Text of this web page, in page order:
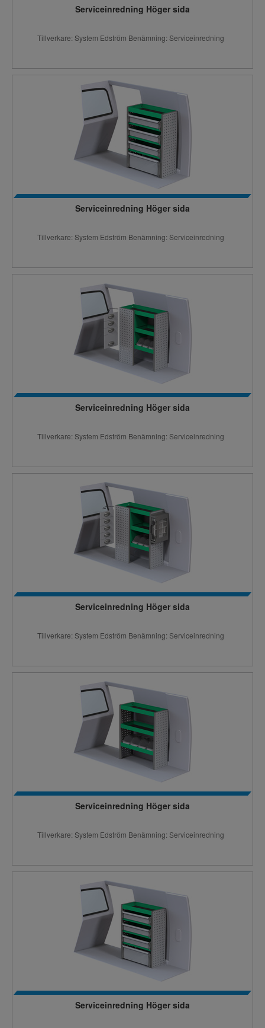
Serviceinredning Höger sida
Tillverkare: System Edström Benämning: Serviceinredning
Serviceinredning Höger sida
Tillverkare: System Edström Benämning: Serviceinredning
Serviceinredning Höger sida
Tillverkare: System Edström Benämning: Serviceinredning
Serviceinredning Höger sida
Tillverkare: System Edström Benämning: Serviceinredning
Serviceinredning Höger sida
Tillverkare: System Edström Benämning: Serviceinredning
Serviceinredning Höger sida